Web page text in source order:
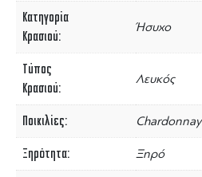
Κατηγορία
Κρασιού
Ήσυχο
Τύπος
Κρασιού
Λευκός
Ποικιλίες Chardonnay
Ξηρότητα Ξηρό